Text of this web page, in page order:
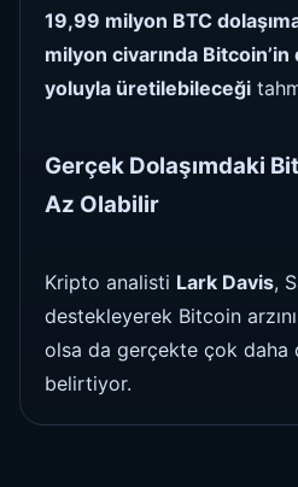
19,99 milyon BTC
milyon civarında
yoluyla üretilebileceği
Gerçek Dolaşımdaki
Az Olabilir
Kripto analisti Lark Davis,
destekleyerek Bitcoin
olsa da gerçekte çok daha
belirtiyor.